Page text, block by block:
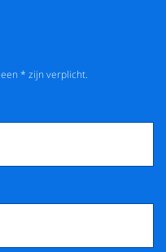
* zijn verplicht.